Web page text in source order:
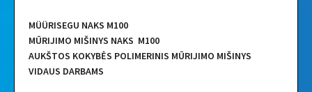
MÜÜRISEGU NAKS M100
MŪRIJIMO MIŠINYS NAKS M100
AUKŠTOS KOKYBĖS POLIMERINIS MŪRIJIMO MIŠINYS
VIDAUS DARBAMS